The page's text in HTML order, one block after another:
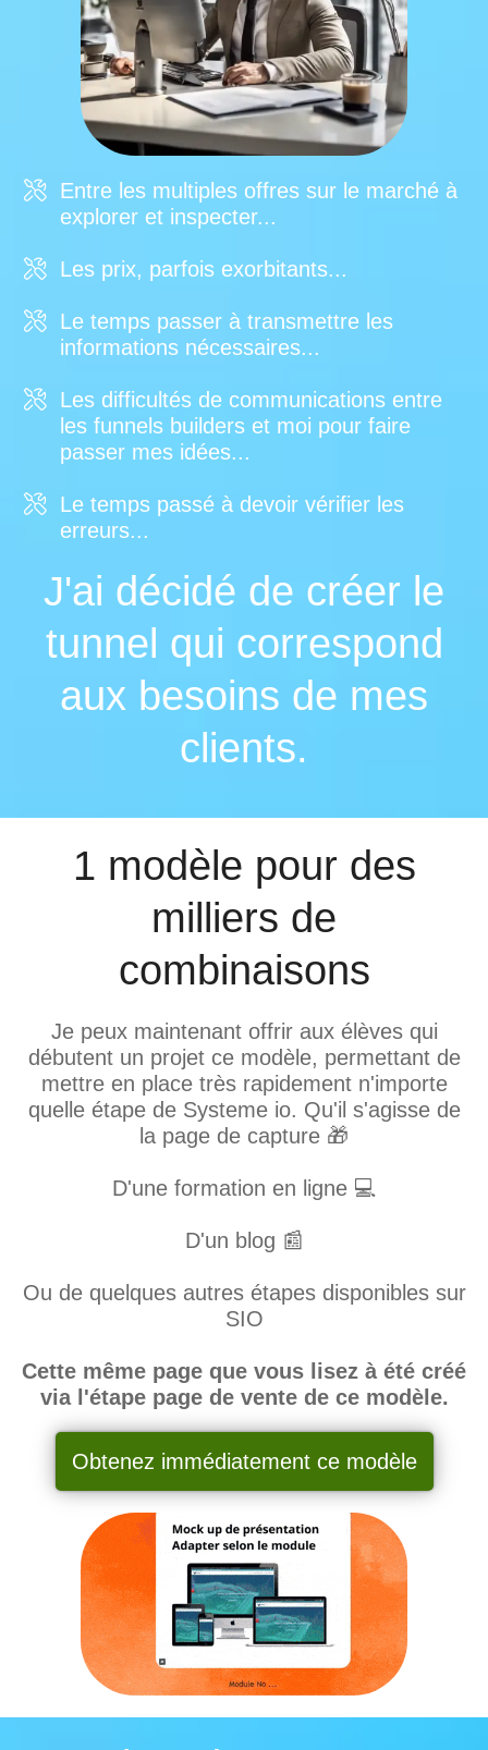
Entre les multiples offres sur le marché à
explorer et inspecter...
Les prix, parfois exorbitants...
Le temps passer à transmettre les
informations nécessaires...
Les difficultés de communications entre
les funnels builders et moi pour faire
passer mes idées...
Le temps passé à devoir vérifier les
erreurs...
J'ai décidé de créer le
tunnel qui correspond
aux besoins de mes
clients.
1 modèle pour des
milliers de
combinaisons
Je peux maintenant offrir aux élèves qui
débutent un projet ce modèle, permettant de
mettre en place très rapidement n'importe
quelle étape de Systeme io. Qu'il s'agisse de
la page de capture 🎁
D'une formation en ligne 💻
D'un blog 📰
Ou de quelques autres étapes disponibles sur
SIO
Cette même page que vous lisez à été créé
via l'étape page de vente de ce modèle.
Obtenez immédiatement ce modèle